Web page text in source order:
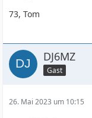
73, Tom
DJ6MZ
Gast
26. Mai 2023 um 10:15